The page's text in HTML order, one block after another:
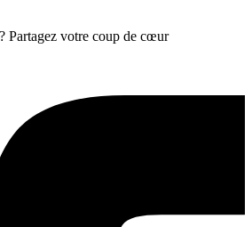
Partagez votre coup de cœur